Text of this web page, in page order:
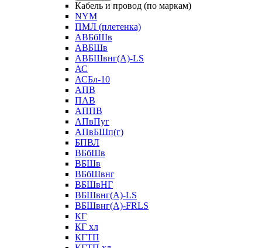
Кабель и провод (по маркам)
NYM
ПМЛ (плетенка)
АВБбШв
АВБШв
АВБШвнг(А)-LS
АС
АСБл-10
АПВ
ПАВ
АППВ
АПвПуг
АПвБШп(г)
БПВЛ
ВБбШв
ВБШв
ВБбШвнг
ВБШвНГ
ВБШвнг(А)-LS
ВБШвнг(А)-FRLS
КГ
КГ хл
КГТП